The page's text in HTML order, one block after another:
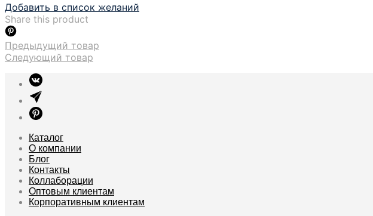
Добавить в список желаний
Share this product
Предыдущий товар
Следующий товар
Каталог
О компании
Блог
Контакты
Коллаборации
Оптовым клиентам
Корпоративным клиентам